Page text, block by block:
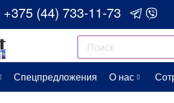
+375 (44) 733-11-73
Спецпредложения О нас